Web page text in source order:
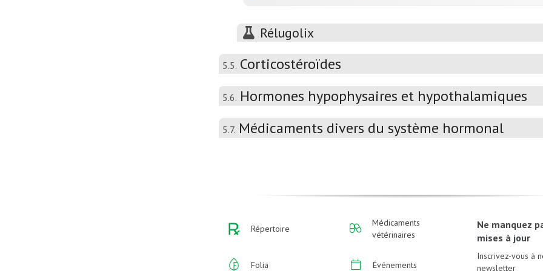
Rélugolix
5.5. Corticostéroïdes
5.6. Hormones hypophysaires et hypothalamiques
5.7. Médicaments divers du système hormonal
Répertoire
Folia
Médicaments
vétérinaires
Événements
Ne manquez
mises à jour
Inscrivez-vous à
newsletter